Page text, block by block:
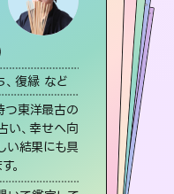
、復縁 など
東洋最古の
い、幸せへ向
い結果にも具
。
ル
気持ち など
使って「今」と
るあの人の気持
、恋や人生のヒ
す。
とうげんみう）
ィング
ゴリ
持ち、復縁 など
も特に「曖昧な関
しており、友達以上
の今後や本音を丁
就へと導きます。
ドバイス通りに行
きました。ありが
理恵
リーディング
カテゴリ
未来、年の差 など
て
からこそできる鑑定で、より良い未来をサポートします。
ーでした。しかもこち
いのに視えていらっ
＊花
ル・リーディング
談カテゴリ
想い、復縁 など
いて
ーンもの選択肢があり
えにくくなっているあな
を見つけ、その未来を
アドバイスします。
ー人間関係、本心など
いてびっくり。対策が
-iris-
タロット
談カテゴリ
想い、二人の未来 など
ついて
不倫の行方、同性愛や片
係や借金問題まで知りた
負担になっていることを
っと押して導きます。
ューい切ってくれる所や濁
かげで、毎回自分の気